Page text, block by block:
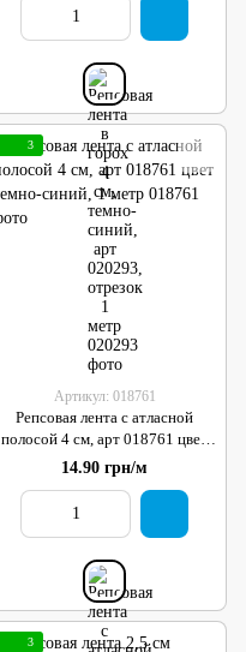
3
Артикул: 018761
Репсовая лента с атласной
полосой 4 см, арт 018761 цвет
темно-синий, 1 метр
14.90 грн/м
3